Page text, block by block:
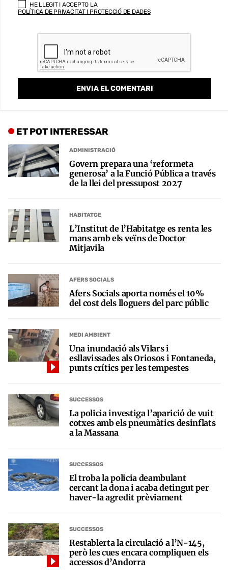
HE LLEGIT I ACCEPTO LA
POLÍTICA DE PRIVACITAT I PROTECCIÓ DE DADES
ET POT INTERESSAR
ADMINISTRACIÓ
Govern prepara una ‘reformeta
generosa’ a la Funció Pública a través
de la llei del pressupost 2027
HABITATGE
L’Institut de l’Habitatge es renta les
mans amb els veïns de Doctor
Mitjavila
AFERS SOCIALS
Afers Socials aporta només el 10%
del cost dels lloguers del parc públic
MEDI AMBIENT
Una inundació als Vilars i
esllavissades als Oriosos i Fontaneda,
punts crítics per les tempestes
SUCCESSOS
La policia investiga l’aparició de vuit
cotxes amb els pneumàtics desinflats
a la Massana
SUCCESSOS
El troba la policia deambulant
cercant la dona i acaba detingut per
haver-la agredit prèviament
SUCCESSOS
Restablerta la circulació a l’N-145,
però les cues encara compliquen els
accessos d’Andorra